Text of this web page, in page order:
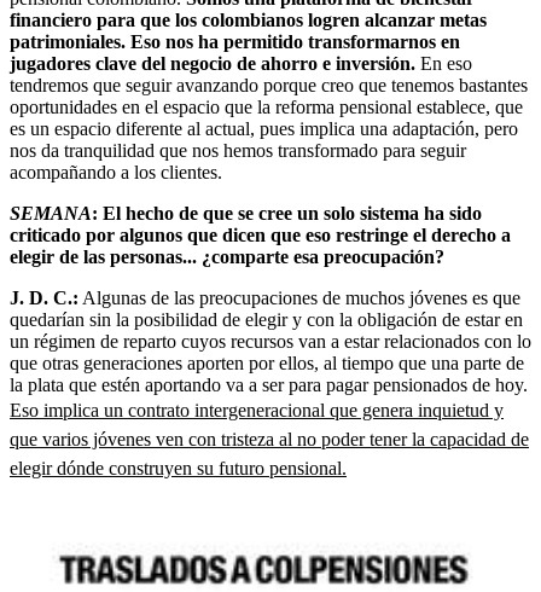
financiero para que los colombianos logren alcanzar metas
patrimoniales. Eso nos ha permitido transformarnos en
jugadores clave del negocio de ahorro e inversión. En eso
tendremos que seguir avanzando porque creo que tenemos bastantes
oportunidades en el espacio que la reforma pensional establece, que
es un espacio diferente al actual, pues implica una adaptación, pero
nos da tranquilidad que nos hemos transformado para seguir
acompañando a los clientes.
SEMANA: El hecho de que se cree un solo sistema ha sido
criticado por algunos que dicen que eso restringe el derecho a
elegir de las personas... ¿comparte esa preocupación?
J. D. C.: Algunas de las preocupaciones de muchos jóvenes es que
quedarían sin la posibilidad de elegir y con la obligación de estar en
un régimen de reparto cuyos recursos van a estar relacionados con lo
que otras generaciones aporten por ellos, al tiempo que una parte de
la plata que estén aportando va a ser para pagar pensionados de hoy.
Eso implica un contrato intergeneracional que genera inquietud y
que varios jóvenes ven con tristeza al no poder tener la capacidad de
elegir dónde construyen su futuro pensional.